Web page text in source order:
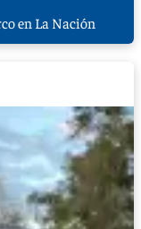
en La Nación